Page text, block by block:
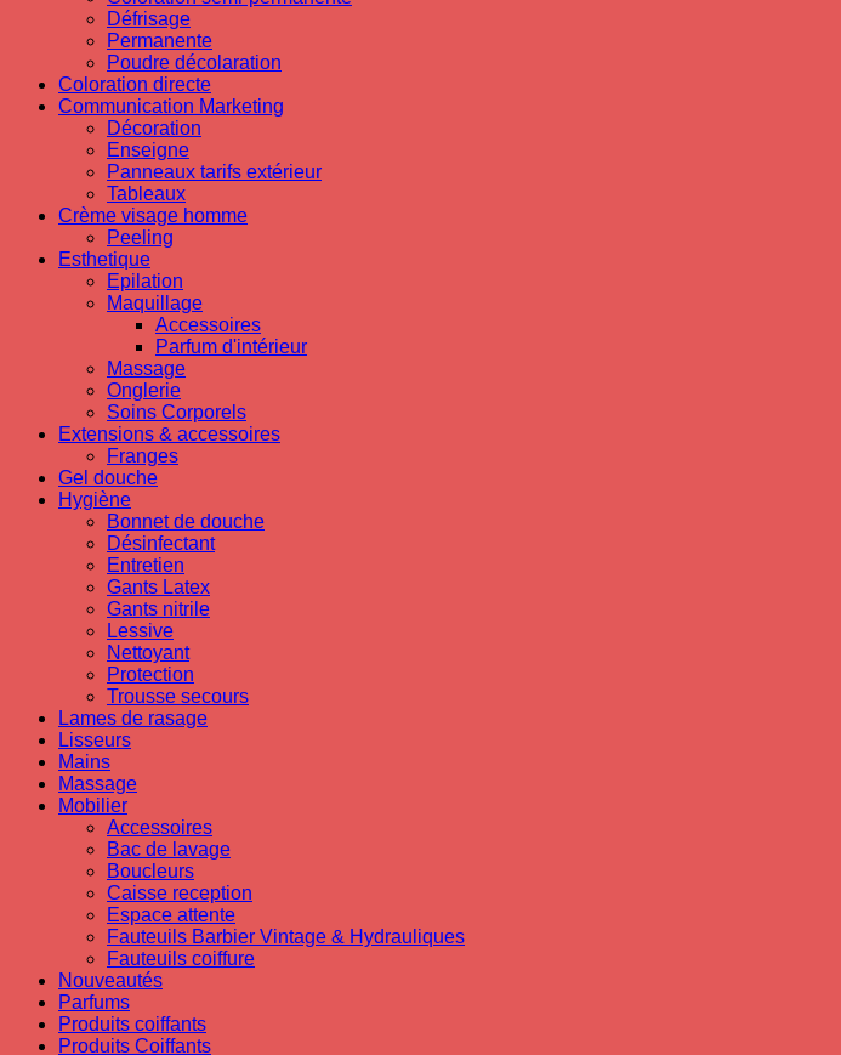
Défrisage
Permanente
Poudre décolaration
Coloration directe
Communication Marketing
Décoration
Enseigne
Panneaux tarifs extérieur
Tableaux
Crème visage homme
Peeling
Esthetique
Epilation
Maquillage
Accessoires
Parfum d'intérieur
Massage
Onglerie
Soins Corporels
Extensions & accessoires
Franges
Gel douche
Hygiène
Bonnet de douche
Désinfectant
Entretien
Gants Latex
Gants nitrile
Lessive
Nettoyant
Protection
Trousse secours
Lames de rasage
Lisseurs
Mains
Massage
Mobilier
Accessoires
Bac de lavage
Boucleurs
Caisse reception
Espace attente
Fauteuils Barbier Vintage & Hydrauliques
Fauteuils coiffure
Nouveautés
Parfums
Produits coiffants
Produits Coiffants